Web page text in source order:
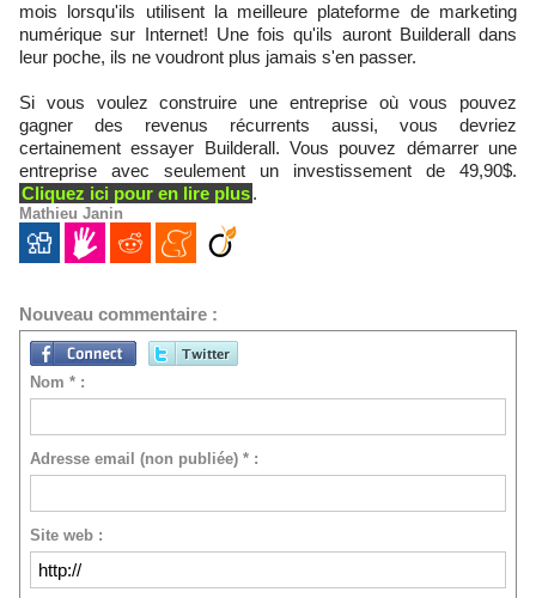
mois lorsqu'ils utilisent la meilleure plateforme de marketing
numérique sur Internet! Une fois qu'ils auront Builderall dans
leur poche, ils ne voudront plus jamais s'en passer.
Si vous voulez construire une entreprise où vous pouvez
gagner des revenus récurrents aussi, vous devriez
certainement essayer Builderall. Vous pouvez démarrer une
entreprise avec seulement un investissement de 49,90$.
Cliquez ici pour en lire plus.
Mathieu Janin
Nouveau commentaire :
Nom * :
Adresse email (non publiée) * :
Site web :